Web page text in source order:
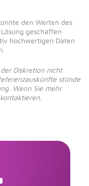
den Werten des
geschaffen
hochwertigen Daten
Diskretion nicht
stünde
Wenn Sie mehr